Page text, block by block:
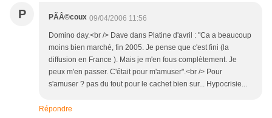
P PÃÂ©coux 09/04/2006 11:56
Domino day.<br /> Dave dans Platine d'avril : "Ca a beaucoup
moins bien marché, fin 2005. Je pense que c'est fini (la
diffusion en France ). Mais je m'en fous complètement. Je
peux m'en passer. C'était pour m'amuser".<br /> Pour
s'amuser ? pas du tout pour le cachet bien sur... Hypocrisie...
Répondre